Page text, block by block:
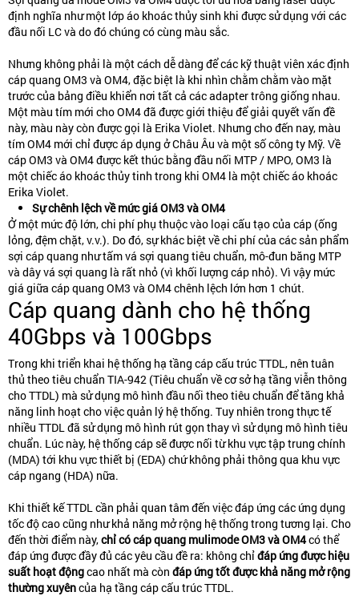
định nghĩa như một lớp áo khoác thủy sinh khi được sử dụng với các
đầu nối LC và do đó chúng có cùng màu sắc.
Nhưng không phải là một cách dễ dàng để các kỹ thuật viên xác định
cáp quang OM3 và OM4, đặc biệt là khi nhìn chằm chằm vào mặt
trước của bảng điều khiển nơi tất cả các adapter trông giống nhau.
Một màu tím mới cho OM4 đã được giới thiệu để giải quyết vấn đề
này, màu này còn được gọi là Erika Violet. Nhưng cho đến nay, màu
tím OM4 mới chỉ được áp dụng ở Châu Âu và một số công ty Mỹ. Về
cáp OM3 và OM4 được kết thúc bằng đầu nối MTP / MPO, OM3 là
một chiếc áo khoác thủy tinh trong khi OM4 là một chiếc áo khoác
Erika Violet.
Sự chênh lệch về mức giá OM3 và OM4
Ở một mức độ lớn, chi phí phụ thuộc vào loại cấu tạo của cáp (ống
lỏng, đệm chặt, v.v.). Do đó, sự khác biệt về chi phí của các sản phẩm
sợi cáp quang như tấm vá sợi quang tiêu chuẩn, mô-đun băng MTP
và dây vá sợi quang là rất nhỏ (vì khối lượng cáp nhỏ). Vì vậy mức
giá giữa cáp quang OM3 và OM4 chênh lệch lớn hơn 1 chút.
Cáp quang dành cho hệ thống
40Gbps và 100Gbps
Trong khi triển khai hệ thống hạ tầng cáp cấu trúc TTDL, nên tuân
thủ theo tiêu chuẩn TIA-942 (Tiêu chuẩn về cơ sở hạ tầng viễn thông
cho TTDL) mà sử dụng mô hình đầu nối theo tiêu chuẩn để tăng khả
năng linh hoạt cho việc quản lý hệ thống. Tuy nhiên trong thực tế
nhiều TTDL đã sử dụng mô hình rút gọn thay vì sử dụng mô hình tiêu
chuẩn. Lúc này, hệ thống cáp sẽ được nối từ khu vực tập trung chính
(MDA) tới khu vực thiết bị (EDA) chứ không phải thông qua khu vực
cáp ngang (HDA) nữa.
Khi thiết kế TTDL cần phải quan tâm đến việc đáp ứng các ứng dụng
tốc độ cao cũng như khả năng mở rộng hệ thống trong tương lại. Cho
đến thời điểm này,chỉ có cáp quang mulimode OM3 và OM4có thể
đáp ứng được đầy đủ các yêu cầu đề ra: không chỉđáp ứng được hiệu
suất hoạt độngcao nhất mà còn đáp ứng tốt được khả năng mở rộng
thường xuyêncủa hạ tầng cáp cấu trúc TTDL.